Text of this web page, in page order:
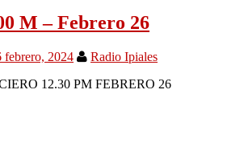
M – Febrero 26
febrero, 2024
Radio Ipiales
12.30 PM FEBRERO 26